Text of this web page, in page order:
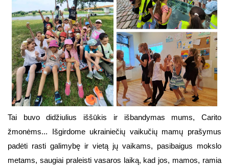
Tai buvo didžiulius iššūkis ir išbandymas mums, Carito
žmonėms... Išgirdome ukrainiečių vaikučių mamų prašymus
padėti rasti galimybę ir vietą jų vaikams, pasibaigus mokslo
metams, saugiai praleisti vasaros laiką, kad jos, mamos, ramia